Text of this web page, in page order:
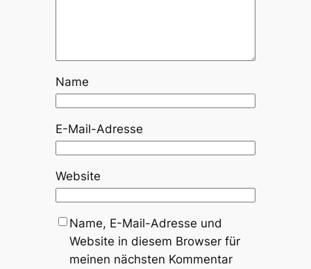
Name
E-Mail-Adresse
Website
Name, E-Mail-Adresse und
Website in diesem Browser für
meinen nächsten Kommentar